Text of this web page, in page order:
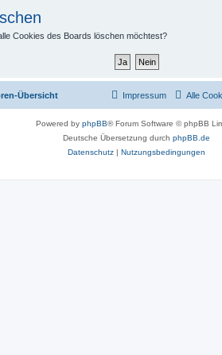
Cookies des Boards löschen möchtest?
Übersicht Alle
Impressum
Powered by phpBB® Forum Software © phpBB
Deutsche Übersetzung durch phpBB.de
Datenschutz | Nutzungsbedingungen